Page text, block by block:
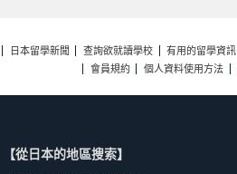
日本留學新聞 查詢欲就讀學校 有用的留學資訊
會員規約
個人資料使用方法
【從日本的地區搜索】